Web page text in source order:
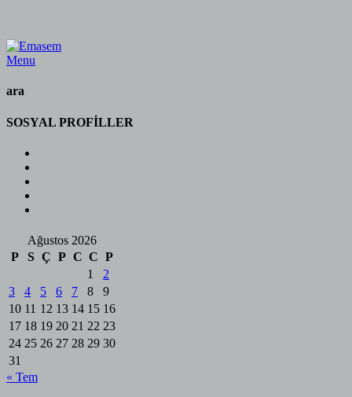
Menu
ara
SOSYAL PROFİLLER
Ağustos 2026
P
S Ç P C C P
1
2
3
4 5 6 7 8
9
10 11 12 13 14 15 16
17 18 19 20 21 22 23
24 25 26 27 28 29 30
31
« Tem